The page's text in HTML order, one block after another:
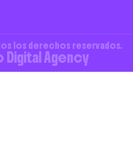
los derechos reservados.
Digital Agency